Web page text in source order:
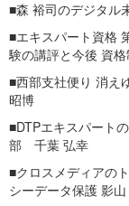
■森 裕司のデジタ
■エキスパート資格
験の講評と今後 資
■西部支社便り 消え
昭博
■DTPエキスパート
部 千葉 弘幸
■クロスメディアの
シーデータ保護 影